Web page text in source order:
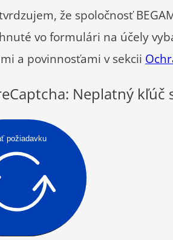
že spoločnosť
vo formulári na účely
a povinnosťami v sekcii
Neplatný kľúč
požiadavku